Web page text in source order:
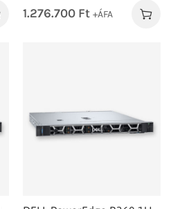
1.276.700 Ft +ÁFA